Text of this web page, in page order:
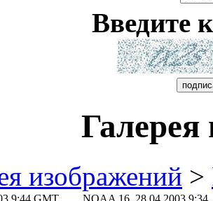
Введите
Галерея
изображений >
9:44 GMT
NOAA 16, 28.04.2003 9:34